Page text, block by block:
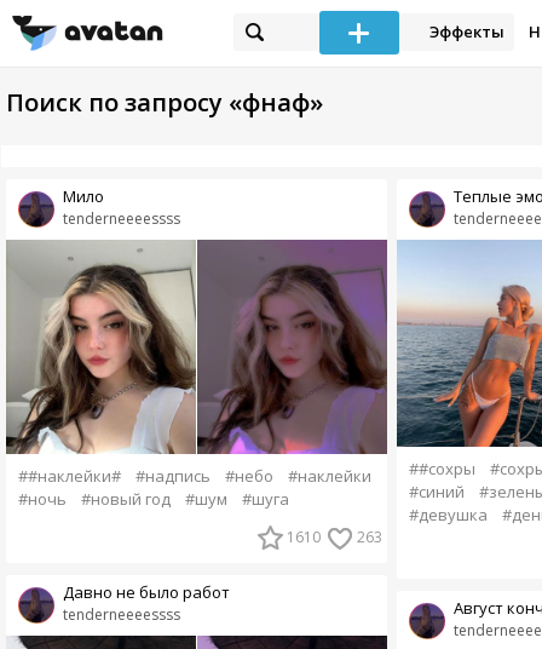
Эффекты
Поиск по запросу «фнаф»
tenderneeeessss
Мило
##наклейки# #надпись #небо
#наклейки
#ночь
#новый год #шум #шуга
1610 263
tenderneeeessss
Давно не было работ
Теплые
##сохры
#синий
#девушка
Август